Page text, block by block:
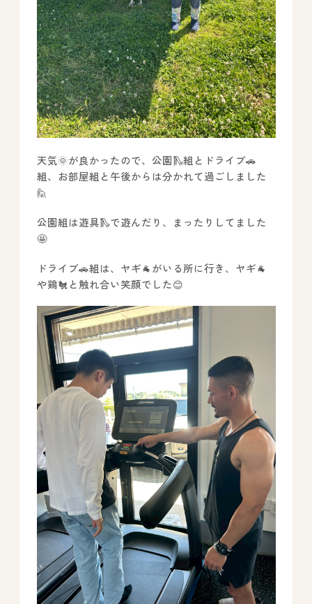
天気🌞が良かったので、公園🛝組とドライブ🚗
組、お部屋組と午後からは分かれて過ごしました
🙋
公園組は遊具🛝で遊んだり、まったりしてました
🤩
ドライブ🚗組は、ヤギ🐐がいる所に行き、ヤギ🐐
や鶏🐔と触れ合い笑顔でした😊